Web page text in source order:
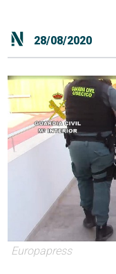
28/08/2020
Europapress